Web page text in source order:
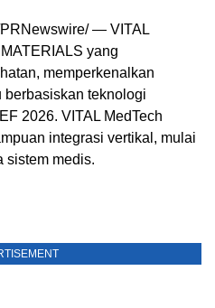
— VITAL
yang
memperkenalkan
teknologi
2026. VITAL MedTech
integrasi vertikal, mulai
sistem medis.